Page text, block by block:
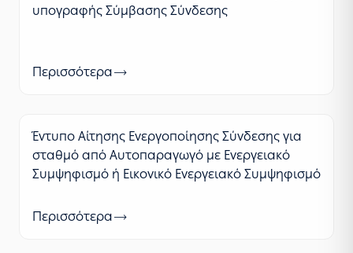
υπογραφής Σύμβασης Σύνδεσης
Περισσότερα
Έντυπο Αίτησης Ενεργοποίησης Σύνδεσης για
σταθμό από Αυτοπαραγωγό με Ενεργειακό
Συμψηφισμό ή Εικονικό Ενεργειακό Συμψηφισμό
Περισσότερα